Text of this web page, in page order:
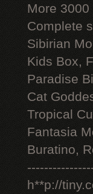
More
Complete
Sibirian
Kids Box,
Paradise
Cat
Tropical
Fantasia
Buratino,
h**p://